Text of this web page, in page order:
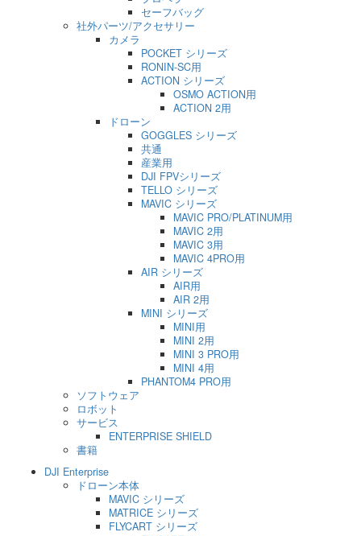
セーフバッグ
社外パーツ/アクセサリー
カメラ
POCKET シリーズ
RONIN-SC用
ACTION シリーズ
OSMO ACTION用
ACTION 2用
ドローン
GOGGLES シリーズ
共通
産業用
DJI FPVシリーズ
TELLO シリーズ
MAVIC シリーズ
MAVIC PRO/PLATINUM用
MAVIC 2用
MAVIC 3用
MAVIC 4PRO用
AIR シリーズ
AIR用
AIR 2用
MINI シリーズ
MINI用
MINI 2用
MINI 3 PRO用
MINI 4用
PHANTOM4 PRO用
ソフトウェア
ロボット
サービス
ENTERPRISE SHIELD
書籍
DJI Enterprise
ドローン本体
MAVIC シリーズ
MATRICE シリーズ
FLYCART シリーズ